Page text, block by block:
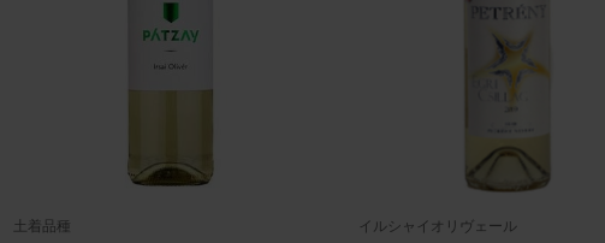
土着品種 イルシャイオリヴェール